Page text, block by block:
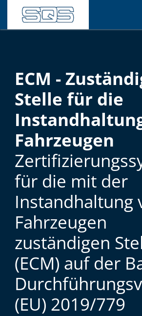
Inhalt
ECM -
Stelle für die
Fahrzeugen
für die mit der
Instandhaltung
Fahrzeugen
zuständigen
(ECM) auf der
(EU) 2019/779